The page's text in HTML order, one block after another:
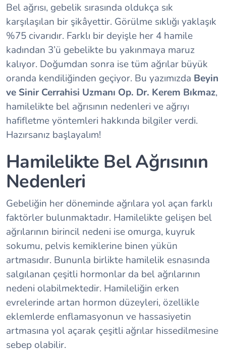
Bel ağrısı, gebelik sırasında oldukça sık
karşılaşılan bir şikâyettir. Görülme sıklığı yaklaşık
%75 civarıdır. Farklı bir deyişle her 4 hamile
kadından 3’ü gebelikte bu yakınmaya maruz
kalıyor. Doğumdan sonra ise tüm ağrılar büyük
oranda kendiliğinden geçiyor. Bu yazımızda Beyin
ve Sinir Cerrahisi Uzmanı Op. Dr. Kerem Bıkmaz,
hamilelikte bel ağrısının nedenleri ve ağrıyı
hafifletme yöntemleri hakkında bilgiler verdi.
Hazırsanız başlayalım!
Hamilelikte Bel Ağrısının
Nedenleri
Gebeliğin her döneminde ağrılara yol açan farklı
faktörler bulunmaktadır. Hamilelikte gelişen bel
ağrılarının birincil nedeni ise omurga, kuyruk
sokumu, pelvis kemiklerine binen yükün
artmasıdır. Bununla birlikte hamilelik esnasında
salgılanan çeşitli hormonlar da bel ağrılarının
nedeni olabilmektedir. Hamileliğin erken
evrelerinde artan hormon düzeyleri, özellikle
eklemlerde enflamasyonun ve hassasiyetin
artmasına yol açarak çeşitli ağrılar hissedilmesine
sebep olabilir.